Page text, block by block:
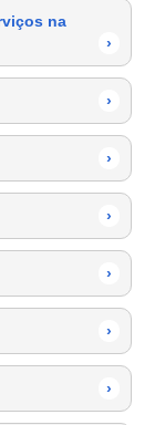
na
›
›
›
›
›
›
›